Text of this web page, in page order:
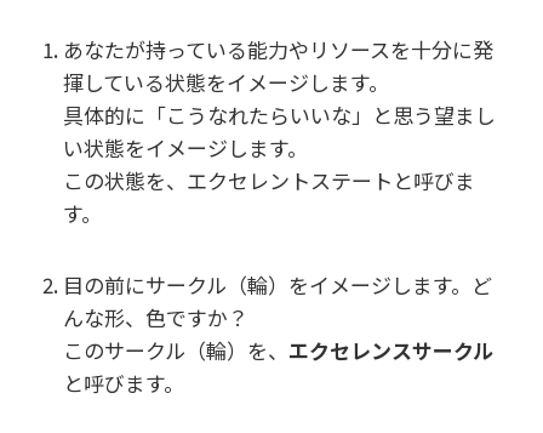
あなたが持っている能力やリソースを十分に発
揮している状態をイメージします。
具体的に「こうなれたらいいな」と思う望まし
い状態をイメージします。
この状態を、エクセレントステートと呼びま
す。
目の前にサークル（輪）をイメージします。ど
んな形、色ですか？
このサークル（輪）を、 エクセレンスサークル
と呼びます。